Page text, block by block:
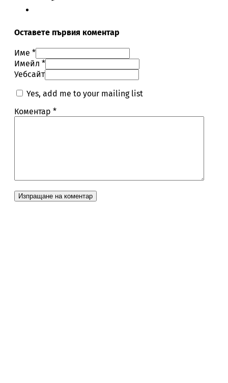
Оставете първия коментар
Име *
Имейл *
Уебсайт
Yes, add me to your mailing list
Коментар *